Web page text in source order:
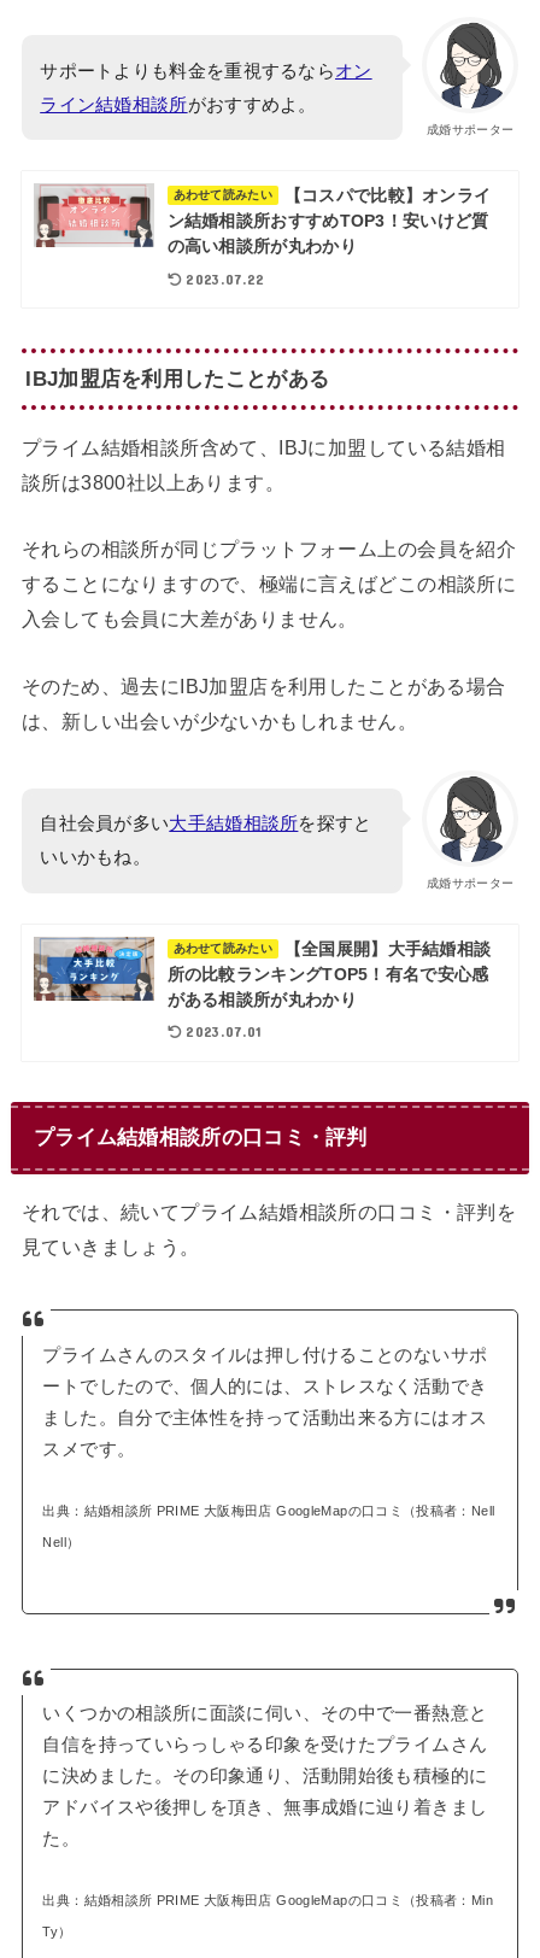
成婚サポーター
サポートよりも料金を重視するならオン
ライン結婚相談所がおすすめよ。
あわせて読みたい
【コスパで比較】オンライ
ン結婚相談所おすすめTOP3！安いけど質
の高い相談所が丸わかり
2023.07.22
IBJ加盟店を利用したことがある
プライム結婚相談所含めて、IBJに加盟している結婚相
談所は3800社以上あります。
それらの相談所が同じプラットフォーム上の会員を紹介
することになりますので、極端に言えばどこの相談所に
入会しても会員に大差がありません。
そのため、過去にIBJ加盟店を利用したことがある場合
は、新しい出会いが少ないかもしれません。
成婚サポーター
自社会員が多い大手結婚相談所を探すと
いいかもね。
あわせて読みたい
【全国展開】大手結婚相談
所の比較ランキングTOP5！有名で安心感
がある相談所が丸わかり
2023.07.01
プライム結婚相談所の口コミ・評判
それでは、続いてプライム結婚相談所の口コミ・評判を
見ていきましょう。
プライムさんのスタイルは押し付けることのないサポ
ートでしたので、個人的には、ストレスなく活動でき
ました。自分で主体性を持って活動出来る方にはオス
スメです。
出典：結婚相談所 PRIME 大阪梅田店 GoogleMapの口コミ（投稿者：Nell
Nell）
いくつかの相談所に面談に伺い、その中で一番熱意と
自信を持っていらっしゃる印象を受けたプライムさん
に決めました。その印象通り、活動開始後も積極的に
アドバイスや後押しを頂き、無事成婚に辿り着きまし
た。
出典：結婚相談所 PRIME 大阪梅田店 GoogleMapの口コミ（投稿者：Min
Ty）